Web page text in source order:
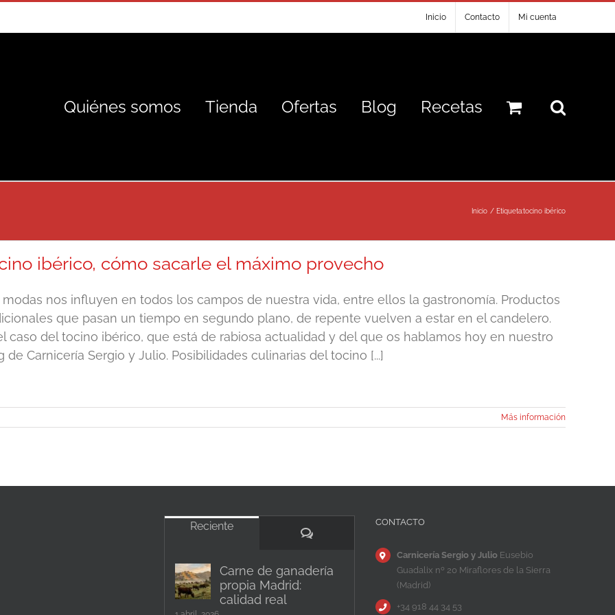
Inicio Contacto Mi cuenta
Quiénes somos Tienda Ofertas Blog Recetas
Inicio Etiqueta:tocino ibérico
ibérico, cómo sacarle el máximo provecho
modas nos influyen en todos los campos de nuestra vida, entre ellos la gastronomía. Productos
que pasan un tiempo en segundo plano, de repente vuelven a estar en el candelero.
caso del tocino ibérico, que está de rabiosa actualidad y del que os hablamos hoy en nuestro
de Carnicería Sergio y Julio. Posibilidades culinarias del tocino [...]
Más información
Reciente
Comentarios
Carne de ganadería
propia Madrid:
calidad real
CONTACTO
Carnicería Sergio y JulioEusebio
Guadalix nº 20 Miraflores de la Sierra
(Madrid)
+34 918 44 34 53